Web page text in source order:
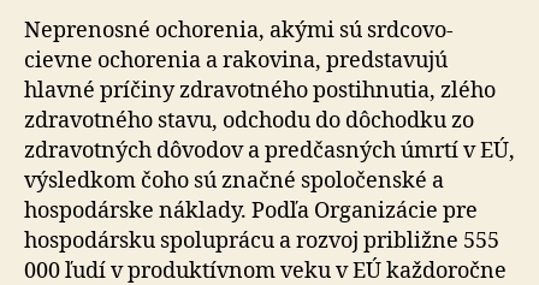
Neprenosné ochorenia, akými sú srdcovo-
cievne ochorenia a rakovina, predstavujú
hlavné príčiny zdravotného postihnutia, zlého
zdravotného stavu, odchodu do dôchodku zo
zdravotných dôvodov a predčasných úmrtí v EÚ,
výsledkom čoho sú značné spoločenské a
hospodárske náklady. Podľa Organizácie pre
hospodársku spoluprácu a rozvoj približne 555
000 ľudí v produktívnom veku v EÚ každoročne